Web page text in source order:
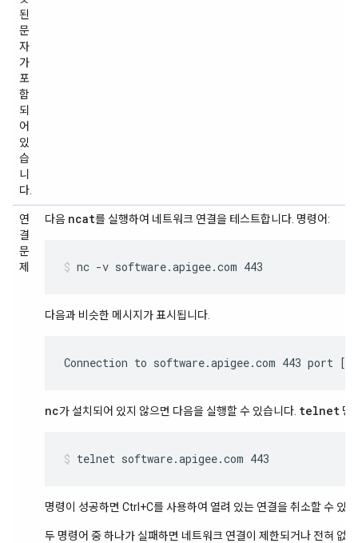
된
문
자
가
포
함
되
어
있
습
니
다.
연
결
문
제
다음 ncat를 실행하여 네트워크 연결을 테스트합니다. 명령어:
nc -v software.apigee.com 443
다음과 비슷한 메시지가 표시됩니다.
Connection to software.apigee.com 443 port
nc가 설치되어 있지 않으면 다음을 실행할 수 있습니다. telnet 명
telnet software.apigee.com 443
명령이 성공하면 Ctrl+C를 사용하여 열려 있는 연결을 취소할 수 있
두 명령어 중 하나가 실패하면 네트워크 연결이 제한되거나 전혀 없